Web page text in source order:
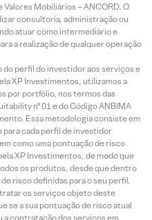
Mobiliários – ANCORD. O
consultoria, administração ou
atuar como intermediário e
a realização de qualquer operação
do perfil do investidor aos serviços e
XP Investimentos, utilizamos a
por portfólio, nos termos das
nº 01 e do Código ANBIMA
Essa metodologia consiste em
cada perfil de investidor
como uma pontuação de risco
XP Investimentos, de modo que
os produtos, desde que dentro
risco definidas para o seu perfil.
os serviços objeto deste
se a sua pontuação de risco atual
a contratação dos serviços em